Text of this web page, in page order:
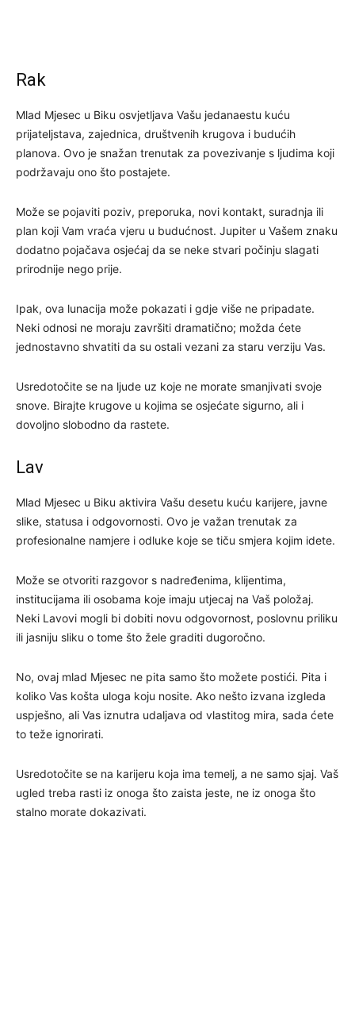
Rak
Mlad Mjesec u Biku osvjetljava Vašu jedanaestu kuću
prijateljstava, zajednica, društvenih krugova i budućih
planova. Ovo je snažan trenutak za povezivanje s ljudima koji
podržavaju ono što postajete.
Može se pojaviti poziv, preporuka, novi kontakt, suradnja ili
plan koji Vam vraća vjeru u budućnost. Jupiter u Vašem znaku
dodatno pojačava osjećaj da se neke stvari počinju slagati
prirodnije nego prije.
Ipak, ova lunacija može pokazati i gdje više ne pripadate.
Neki odnosi ne moraju završiti dramatično; možda ćete
jednostavno shvatiti da su ostali vezani za staru verziju Vas.
Usredotočite se na ljude uz koje ne morate smanjivati svoje
snove. Birajte krugove u kojima se osjećate sigurno, ali i
dovoljno slobodno da rastete.
Lav
Mlad Mjesec u Biku aktivira Vašu desetu kuću karijere, javne
slike, statusa i odgovornosti. Ovo je važan trenutak za
profesionalne namjere i odluke koje se tiču smjera kojim idete.
Može se otvoriti razgovor s nadređenima, klijentima,
institucijama ili osobama koje imaju utjecaj na Vaš položaj.
Neki Lavovi mogli bi dobiti novu odgovornost, poslovnu priliku
ili jasniju sliku o tome što žele graditi dugoročno.
No, ovaj mlad Mjesec ne pita samo što možete postići. Pita i
koliko Vas košta uloga koju nosite. Ako nešto izvana izgleda
uspješno, ali Vas iznutra udaljava od vlastitog mira, sada ćete
to teže ignorirati.
Usredotočite se na karijeru koja ima temelj, a ne samo sjaj. Vaš
ugled treba rasti iz onoga što zaista jeste, ne iz onoga što
stalno morate dokazivati.